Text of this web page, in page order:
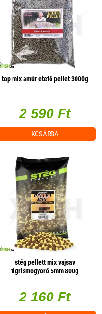
top mix amúr etető pellet 3000g
2 590 Ft
KOSÁRBA
stég pellett mix vajsav
tigrismogyoró 5mm 800g
2 160 Ft